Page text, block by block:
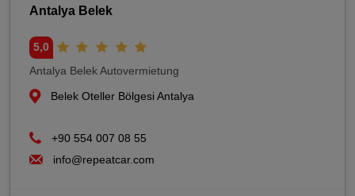
Antalya Belek
5,0
Antalya Belek Autovermietung
Belek Oteller Bölgesi Antalya
+90 554 007 08 55
info@repeatcar.com